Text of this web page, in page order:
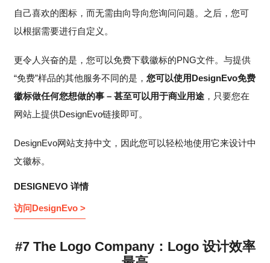
自己喜欢的图标，而无需由向导向您询问问题。之后，您可
以根据需要进行自定义。
更令人兴奋的是，您可以免费下载徽标的PNG文件。与提供
“免费”样品的其他服务不同的是， 您可以使用DesignEvo免费
徽标做任何您想做的事 – 甚至可以用于商业用途 ，只要您在
网站上提供DesignEvo链接即可。
DesignEvo网站支持中文，因此您可以轻松地使用它来设计中
文徽标。
DESIGNEVO 详情
访问DesignEvo >
#7 The Logo Company：Logo 设计效率